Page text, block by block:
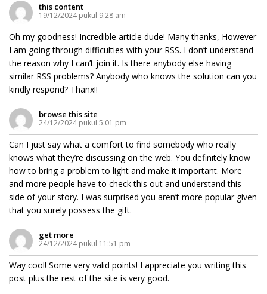
this content
19/12/2024 pukul 9:28 am
Oh my goodness! Incredible article dude! Many thanks, However
I am going through difficulties with your RSS. I don’t understand
the reason why I can’t join it. Is there anybody else having
similar RSS problems? Anybody who knows the solution can you
kindly respond? Thanx!!
browse this site
24/12/2024 pukul 5:01 pm
Can I just say what a comfort to find somebody who really
knows what they’re discussing on the web. You definitely know
how to bring a problem to light and make it important. More
and more people have to check this out and understand this
side of your story. I was surprised you aren’t more popular given
that you surely possess the gift.
get more
24/12/2024 pukul 11:51 pm
Way cool! Some very valid points! I appreciate you writing this
post plus the rest of the site is very good.